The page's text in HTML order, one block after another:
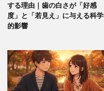
する理由｜歯の白さが「好感
度」と「若見え」に与える科学
的影響